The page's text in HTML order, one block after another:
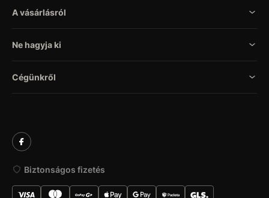
A vásárlásról
Ne hagyja ki
Cégünkről
Biztonságos fizetés